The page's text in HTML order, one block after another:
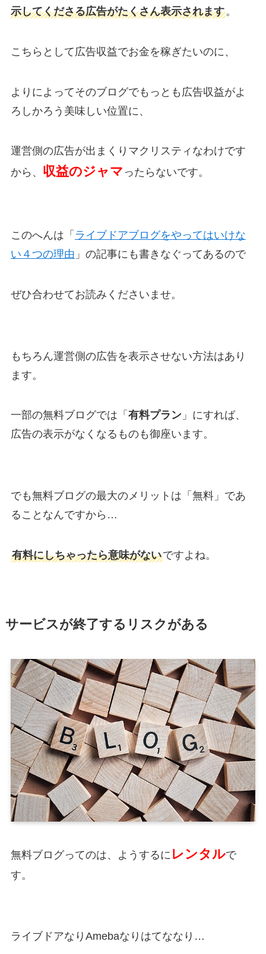
示してくださる広告がたくさん表示されます。
こちらとして広告収益でお金を稼ぎたいのに、
よりによってそのブログでもっとも広告収益がよ
ろしかろう美味しい位置に、
運営側の広告が出まくりマクリスティなわけです
から、 収益のジャマ ったらないです。
このへんは「 ライブドアブログをやってはいけな
い４つの理由 」の記事にも書きなぐってあるので
ぜひ合わせてお読みくださいませ。
もちろん運営側の広告を表示させない方法はあり
ます。
一部の無料ブログでは「 有料プラン」にすれば、
広告の表示がなくなるものも御座います。
でも無料ブログの最大のメリットは「無料」であ
ることなんですから…
有料にしちゃったら意味がないですよね。
サービスが終了するリスクがある
無料ブログってのは、ようするに レンタルで
す。
ライブドアなりAmebaなりはてななり…